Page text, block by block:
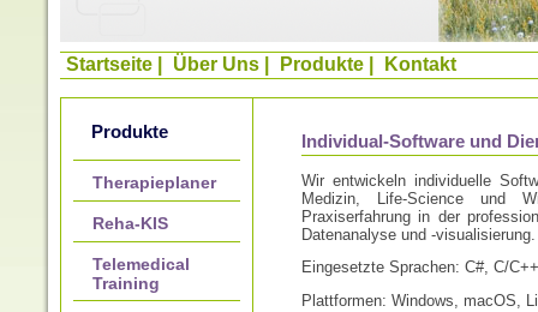
Startseite Über Uns Produkte Kontakt
Produkte
Therapieplaner
Reha-KIS
Telemedical
Training
Individual-Software und
Wir entwickeln individuelle
Medizin, Life-Science und
Praxiserfahrung in der
Datenanalyse und -visualisierung.
Eingesetzte Sprachen: C#, C/
Plattformen: Windows, macOS,